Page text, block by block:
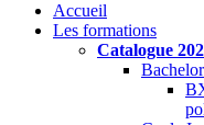
Accueil
Les formations
Catalogue
Bachelor